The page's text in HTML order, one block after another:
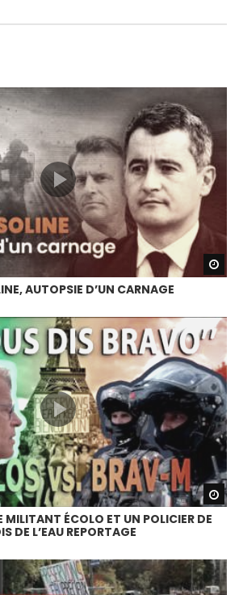
AUTOPSIE D’UN CARNAGE
MILITANT ÉCOLO ET UN POLICIER DE
DE L’EAU REPORTAGE